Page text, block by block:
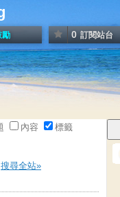
勵 0 訂閱站台
內容 標籤
搜尋全站»